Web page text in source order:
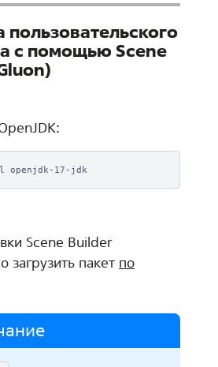
пользовательского
с помощью Scene
Scene Builder
загрузить пакет по